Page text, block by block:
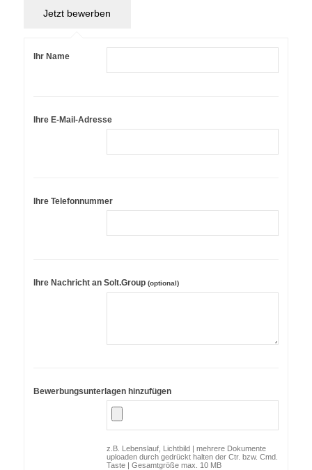
Ihr Name
Ihre E-Mail-Adresse
Ihre Telefonnummer
Ihre Nachricht an Solt.Group (optional)
Bewerbungsunterlagen hinzufügen
z.B. Lebenslauf, Lichtbild | mehrere Dokumente
uploaden durch gedrückt halten der Ctr. bzw. Cmd.
Taste | Gesamtgröße max. 10 MB